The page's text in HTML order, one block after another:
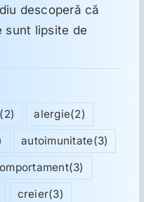
descoperă că
sunt lipsite de
(2) alergie(2)
autoimunitate(3)
(3)
creier(3)